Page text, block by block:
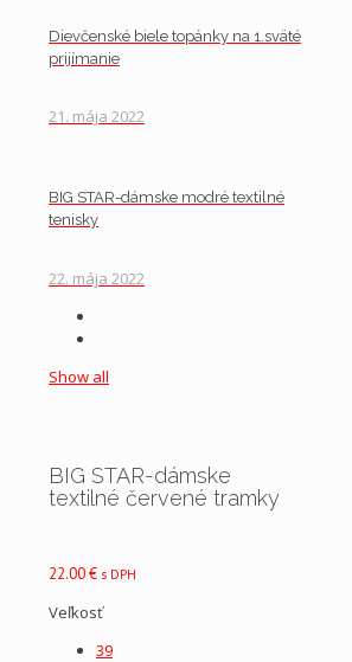
Dievčenské biele topánky na 1.sväté
prijímanie
21. mája 2022
BIG STAR-dámske modré textilné
tenisky
22. mája 2022
Show all
BIG STAR-dámske
textilné červené tramky
22.00€ s DPH
Veľkosť
39